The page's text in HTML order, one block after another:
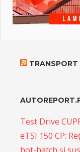
hot-hatch și
atletic, o